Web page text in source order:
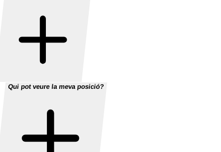
Qui pot veure la meva posició?